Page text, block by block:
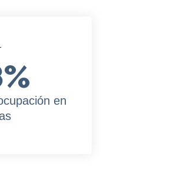
%
en